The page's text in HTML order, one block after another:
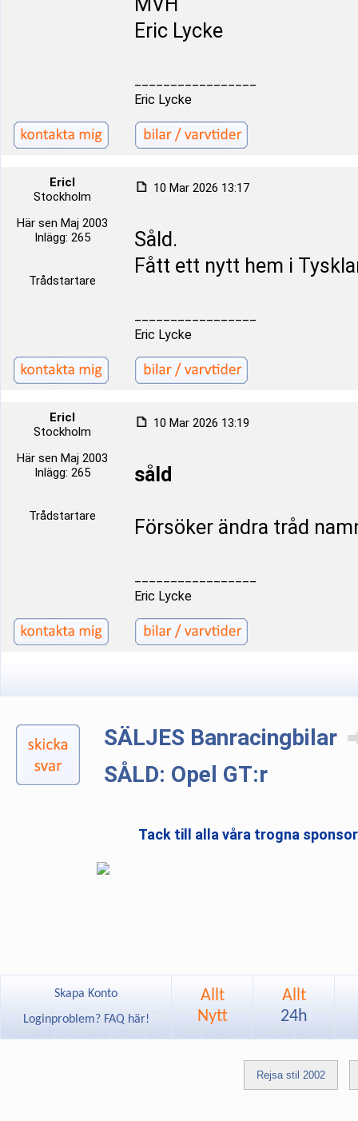
Eric Lycke
Eric Lycke
Ericl
Stockholm
Här sen Maj 2003
Inlägg: 265
Trådstartare
10 Mar 2026 13:17
Såld.
Fått ett nytt hem i
Eric Lycke
Ericl
Stockholm
Här sen Maj 2003
Inlägg: 265
Trådstartare
10 Mar 2026 13:19
såld
Försöker ändra tråd
Eric Lycke
SÄLJES Banracingbilar
SÅLD: Opel GT:r
Tack till alla våra trogna
Skapa Konto
Loginproblem? FAQ här!
Allt
Nytt
Allt
24h
Rejsa stil 2002